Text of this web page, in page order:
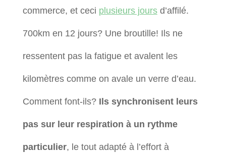
commerce, et ceci plusieurs joursd’affilé.
700km en 12 jours? Une broutille! Ils ne
ressentent pas la fatigue et avalent les
kilomètres comme on avale un verre d’eau.
Comment font-ils? Ils synchronisent leurs
pas sur leur respiration à un rythme
particulier, le tout adapté à l’effort à